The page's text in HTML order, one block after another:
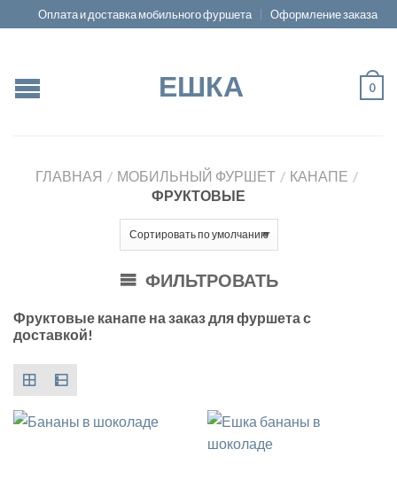
Оплата и доставка мобильного фуршета Оформление заказа
ЕШКА 0
ГЛАВНАЯ / МОБИЛЬНЫЙ ФУРШЕТ / КАНАПЕ /
ФРУКТОВЫЕ
ФИЛЬТРОВАТЬ
Фруктовые канапе на заказ для фуршета с
доставкой!